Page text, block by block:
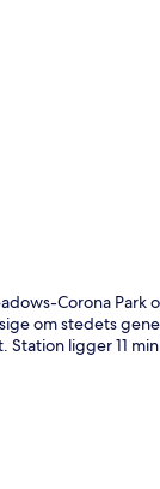
Corona Park
om stedets
ligger 11